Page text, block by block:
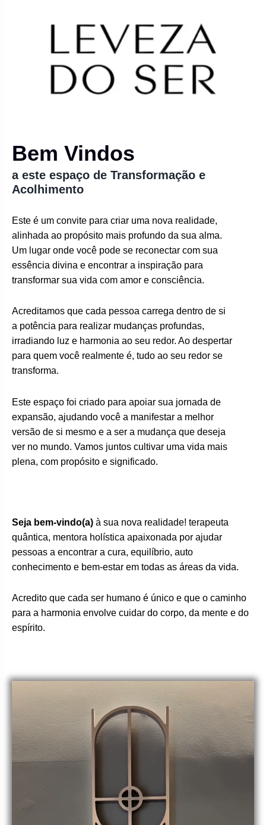
Bem Vindos
a este espaço de Transformação e
Acolhimento
Este é um convite para criar uma nova realidade,
alinhada ao propósito mais profundo da sua alma.
Um lugar onde você pode se reconectar com sua
essência divina e encontrar a inspiração para
transformar sua vida com amor e consciência.
Acreditamos que cada pessoa carrega dentro de si
a potência para realizar mudanças profundas,
irradiando luz e harmonia ao seu redor. Ao despertar
para quem você realmente é, tudo ao seu redor se
transforma.
Este espaço foi criado para apoiar sua jornada de
expansão, ajudando você a manifestar a melhor
versão de si mesmo e a ser a mudança que deseja
ver no mundo. Vamos juntos cultivar uma vida mais
plena, com propósito e significado.
Seja bem-vindo(a) à sua nova realidade! terapeuta
quântica, mentora holística apaixonada por ajudar
pessoas a encontrar a cura, equilíbrio, auto
conhecimento e bem-estar em todas as áreas da vida.
Acredito que cada ser humano é único e que o caminho
para a harmonia envolve cuidar do corpo, da mente e do
espírito.